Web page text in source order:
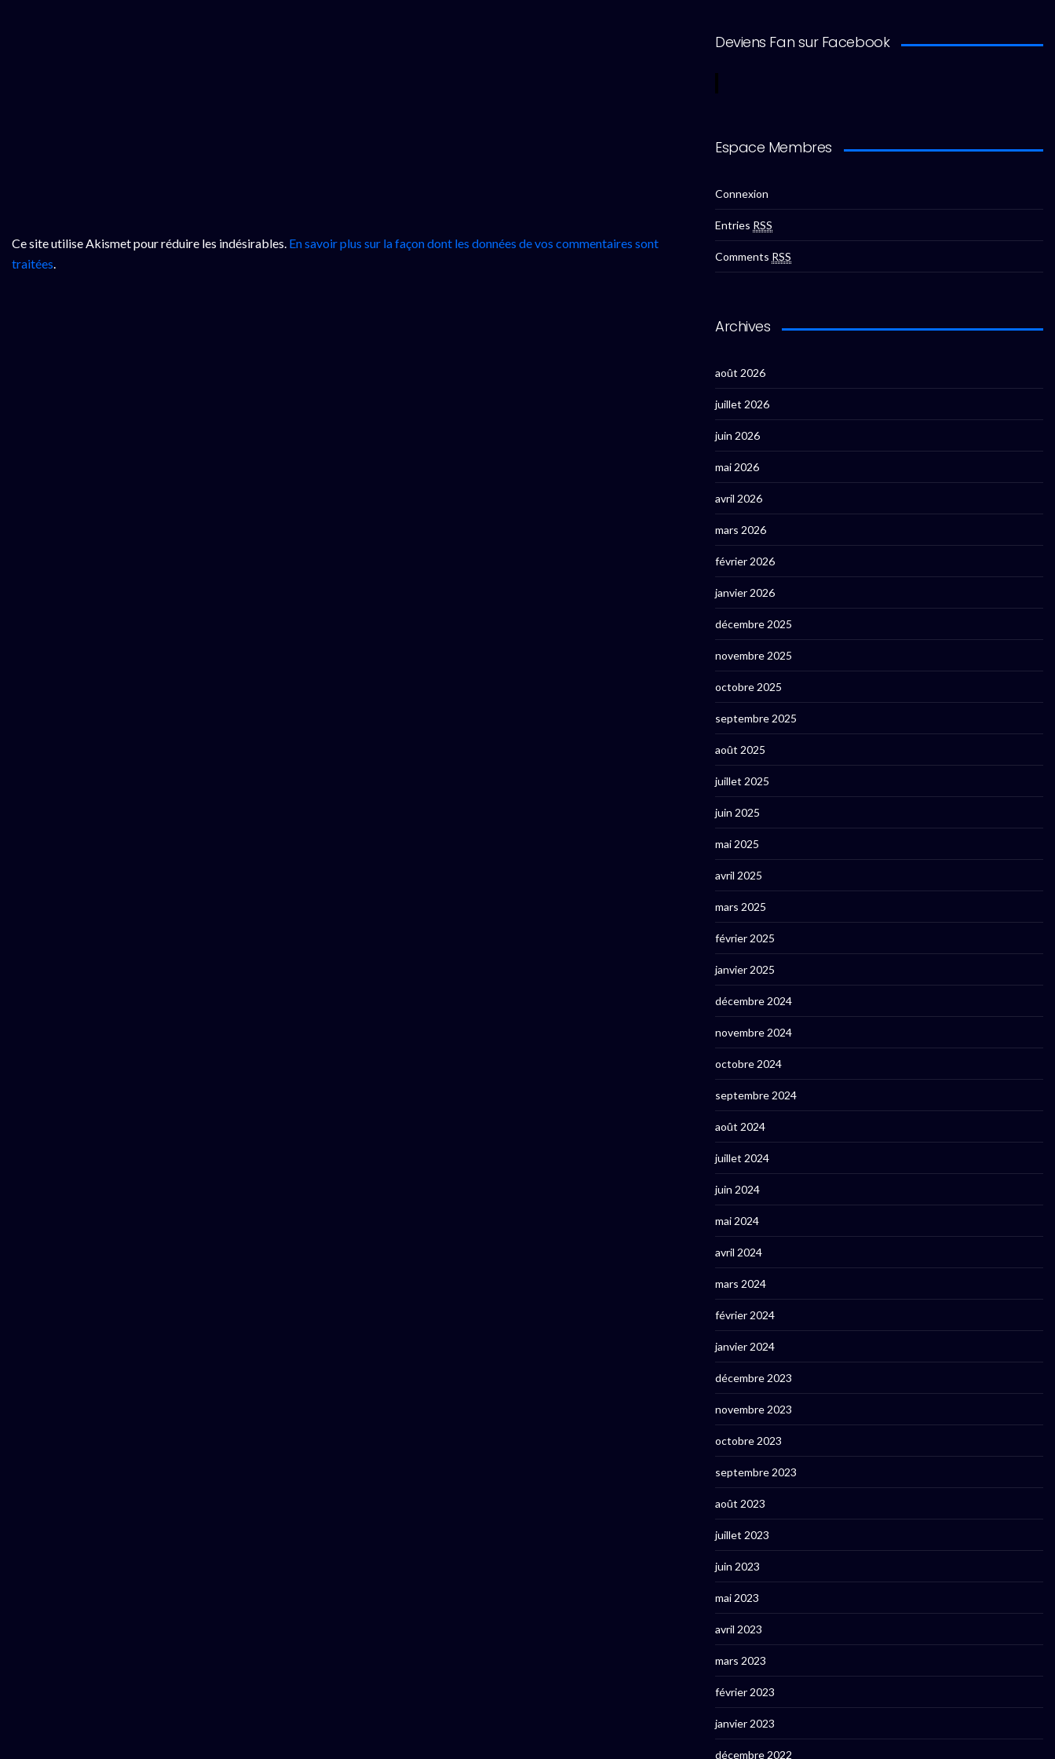
Ce site utilise Akismet pour réduire les indésirables. En savoir plus sur la façon dont les données de vos commentaires sont
traitées.
Deviens Fan sur Facebook
Espace Membres
Connexion
Entries RSS
Comments RSS
Archives
août 2026
juillet 2026
juin 2026
mai 2026
avril 2026
mars 2026
février 2026
janvier 2026
décembre 2025
novembre 2025
octobre 2025
septembre 2025
août 2025
juillet 2025
juin 2025
mai 2025
avril 2025
mars 2025
février 2025
janvier 2025
décembre 2024
novembre 2024
octobre 2024
septembre 2024
août 2024
juillet 2024
juin 2024
mai 2024
avril 2024
mars 2024
février 2024
janvier 2024
décembre 2023
novembre 2023
octobre 2023
septembre 2023
août 2023
juillet 2023
juin 2023
mai 2023
avril 2023
mars 2023
février 2023
janvier 2023
décembre 2022